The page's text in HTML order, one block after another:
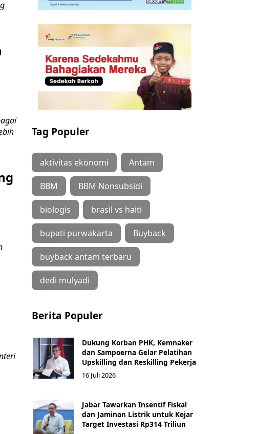
Tag Populer
aktivitas ekonomi Antam
BBM BBM Nonsubsidi
biologis brasil vs haiti
bupati purwakarta Buyback
buyback antam terbaru
dedi mulyadi
Berita Populer
Dukung Korban PHK, Kemnaker
dan Sampoerna Gelar Pelatihan
Upskilling dan Reskilling Pekerja
16 Juli 2026
Jabar Tawarkan Insentif Fiskal
dan Jaminan Listrik untuk Kejar
Target Investasi Rp314 Triliun